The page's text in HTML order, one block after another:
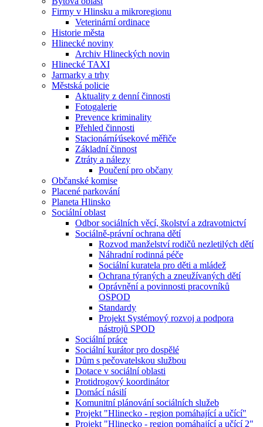
Firmy v Hlinsku a mikroregionu
Veterinární ordinace
Historie města
Hlinecké noviny
Archiv Hlineckých novin
Hlinecké TAXI
Jarmarky a trhy
Městská policie
Aktuality z denní činnosti
Fotogalerie
Prevence kriminality
Přehled činnosti
Stacionární⁄úsekové měřiče
Základní činnost
Ztráty a nálezy
Poučení pro občany
Občanské komise
Placené parkování
Planeta Hlinsko
Sociální oblast
Odbor sociálních věcí, školství a zdravotnictví
Sociálně-právní ochrana dětí
Rozvod manželství rodičů nezletilých dětí
Náhradní rodinná péče
Sociální kuratela pro děti a mládež
Ochrana týraných a zneužívaných dětí
Oprávnění a povinnosti pracovníků
OSPOD
Standardy
Projekt Systémový rozvoj a podpora
nástrojů SPOD
Sociální práce
Sociální kurátor pro dospělé
Dům s pečovatelskou službou
Dotace v sociální oblasti
Protidrogový koordinátor
Domácí násilí
Komunitní plánování sociálních služeb
Projekt "Hlinecko - region pomáhající a učící"
Projekt "Hlinecko - region pomáhající a učící 2"